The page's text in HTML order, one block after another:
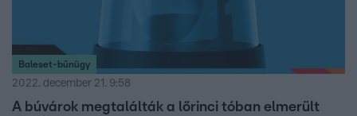
Baleset-bűnügy
2022. december 21. 9:58
A búvárok megtalálták a lőrinci tóban elmerült